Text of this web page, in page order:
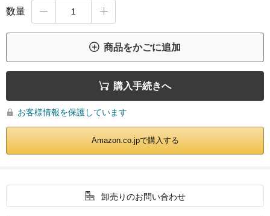
数量  
 商品をかごに追加
 購入手続きへ
 お客様情報を保護しています
Amazon.co.jpで購入する
 卸売りのお問い合わせ